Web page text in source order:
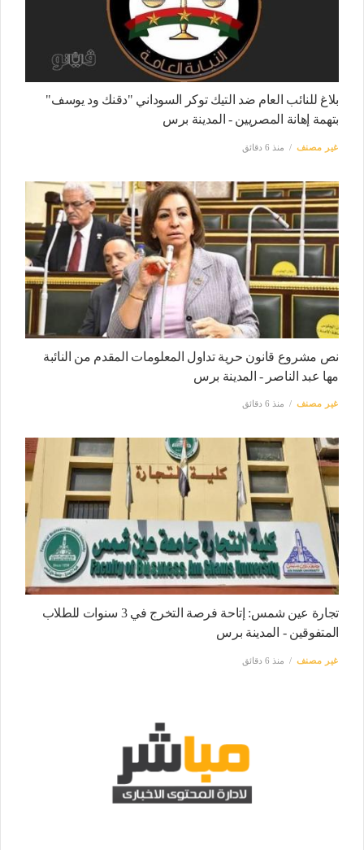
بلاغ للنائب العام ضد التيك توكر السوداني "دقنك ود يوسف"
بتهمة إهانة المصريين - المدينة برس
غير مصنف منذ 6 دقائق
نص مشروع قانون حرية تداول المعلومات المقدم من النائبة
مها عبد الناصر - المدينة برس
غير مصنف منذ 6 دقائق
تجارة عين شمس: إتاحة فرصة التخرج في 3 سنوات للطلاب
المتفوقين - المدينة برس
غير مصنف منذ 6 دقائق